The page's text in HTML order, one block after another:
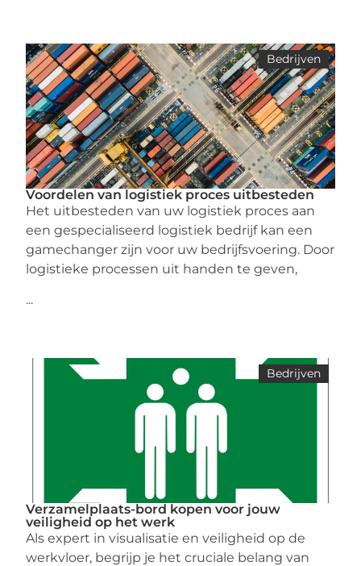
Bedrijven
Voordelen van logistiek proces uitbesteden
Het uitbesteden van uw logistiek proces aan
een gespecialiseerd logistiek bedrijf kan een
gamechanger zijn voor uw bedrijfsvoering. Door
logistieke processen uit handen te geven,
...
Bedrijven
Verzamelplaats-bord kopen voor jouw
veiligheid op het werk
Als expert in visualisatie en veiligheid op de
werkvloer, begrijp je het cruciale belang van